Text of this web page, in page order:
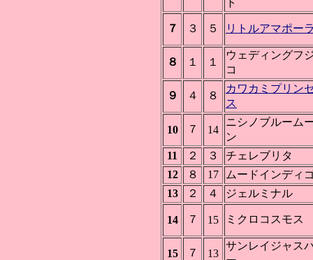
ト
７ ３ ５ リトルアマポー
８ １ １
ウェディングフ
コ
９ ４ ８
カワカミプリン
ス
10 ７ 14
ニシノブルーム
ン
11
２ ３
チェレブリタ
12
８ 17
ムードインディ
13
２ ４ ジェルミナル
14 ７ 15 ミクロコスモス
15 ７ 13
サンレイジャス